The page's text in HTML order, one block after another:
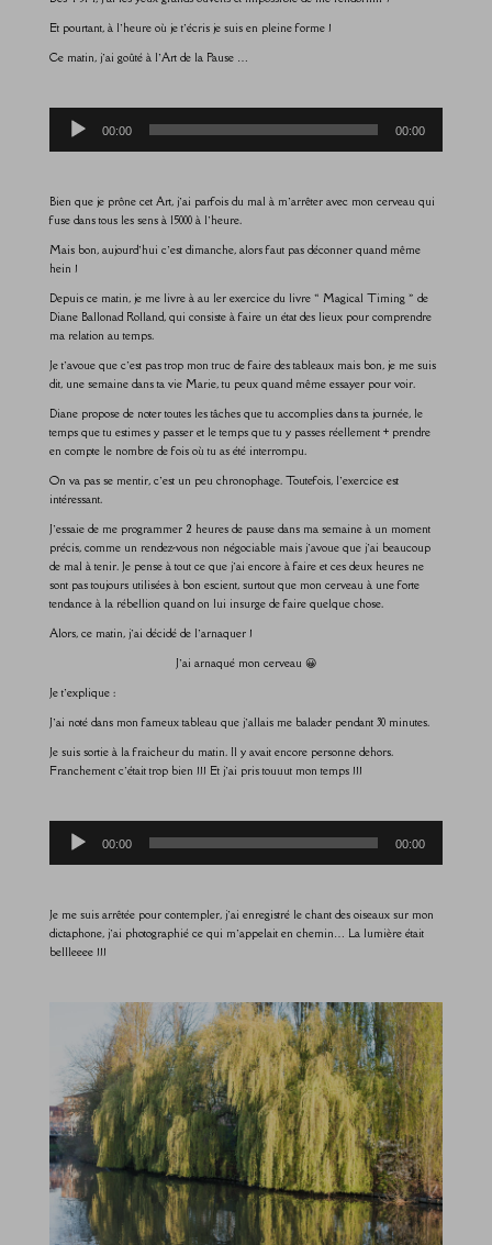
Et pourtant, à l’heure où je t’écris je suis en pleine forme !
Ce matin, j’ai goûté à l’Art de la Pause …
audio
00:00 00:00
Bien que je prône cet Art, j’ai parfois du mal à m’arrêter avec mon cerveau qui
fuse dans tous les sens à 15000 à l’heure.
Mais bon, aujourd’hui c’est dimanche, alors faut pas déconner quand même
hein !
Depuis ce matin, je me livre à au 1er exercice du livre « Magical Timing » de
Diane Ballonad Rolland, qui consiste à faire un état des lieux pour comprendre
ma relation au temps.
Je t’avoue que c’est pas trop mon truc de faire des tableaux mais bon, je me suis
dit, une semaine dans ta vie Marie, tu peux quand même essayer pour voir.
Diane propose de noter toutes les tâches que tu accomplies dans ta journée, le
temps que tu estimes y passer et le temps que tu y passes réellement + prendre
en compte le nombre de fois où tu as été interrompu.
On va pas se mentir, c’est un peu chronophage. Toutefois, l’exercice est
intéressant.
J’essaie de me programmer 2 heures de pause dans ma semaine à un moment
précis, comme un rendez-vous non négociable mais j’avoue que j’ai beaucoup
de mal à tenir. Je pense à tout ce que j’ai encore à faire et ces deux heures ne
sont pas toujours utilisées à bon escient, surtout que mon cerveau à une forte
tendance à la rébellion quand on lui insurge de faire quelque chose.
Alors, ce matin, j’ai décidé de l’arnaquer !
J’ai arnaqué mon cerveau 😀
Je t’explique :
J’ai noté dans mon fameux tableau que j’allais me balader pendant 30 minutes.
Je suis sortie à la fraicheur du matin. Il y avait encore personne dehors.
Franchement c’était trop bien !!! Et j’ai pris touuut mon temps !!!
audio
00:00 00:00
Je me suis arrêtée pour contempler, j’ai enregistré le chant des oiseaux sur mon
dictaphone, j’ai photographié ce qui m’appelait en chemin… La lumière était
bellleeee !!!